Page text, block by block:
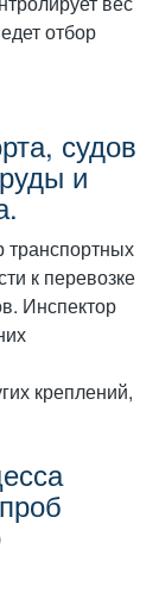
отбор
судов
и
транспортных
к перевозке
Инспектор
креплений,